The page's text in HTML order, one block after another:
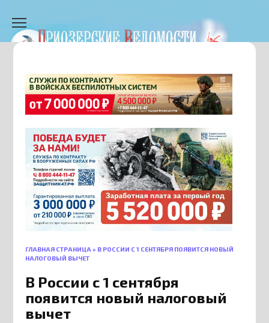
содержанию
ГЛАВНАЯ СТРАНИЦА » В РОССИИ С 1 СЕНТЯБРЯ ПОЯВИТСЯ НОВЫЙ
НАЛОГОВЫЙ ВЫЧЕТ
В России с 1 сентября
появится новый налоговый
вычет